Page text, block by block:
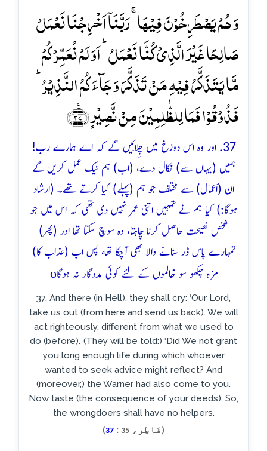
وَ ہُمۡ یَصۡطَرِخُوۡنَ فِیۡہَا ۚ رَبَّنَاۤ اَخۡرِجۡنَا نَعۡمَلۡ
صَالِحًا غَیۡرَ الَّذِیۡ کُنَّا نَعۡمَلُ ؕ اَوَ لَمۡ نُعَمِّرۡکُمۡ
مَّا یَتَذَکَّرُ فِیۡہِ مَنۡ تَذَکَّرَ وَ جَآءَکُمُ النَّذِیۡرُ ؕ
فَذُوۡقُوۡا فَمَا لِلظّٰلِمِیۡنَ مِنۡ نَّصِیۡرٍ ﴿٪۳۷﴾
37. اور وہ اس دوزخ میں چِلّائیں گے کہ اے ہمارے رب!
ہمیں (یہاں سے) نکال دے، (اب) ہم نیک عمل کریں گے
ان (اَعمال) سے مختلف جو ہم (پہلے) کیا کرتے تھے۔ (ارشاد
ہوگا:) کیا ہم نے تمہیں اتنی عمر نہیں دی تھی کہ اس میں جو
شخص نصیحت حاصل کرنا چاہتا، وہ سوچ سکتا تھا اور (پھر)
تمہارے پاس ڈر سنانے والا بھی آچکا تھا، پس اب (عذاب کا)
مزہ چکھو سو ظالموں کے لئے کوئی مددگار نہ ہوگاo
37. And there (in Hell), they shall cry: ‘Our Lord,
take us out (from here and send us back). We will
act righteously, different from what we used to
do (before).’ (They will be told:) ‘Did We not grant
you long enough life during which whoever
wanted to seek advice might reflect? And
(moreover,) the Warner had also come to you.
Now taste (the consequence of your deeds). So,
the wrongdoers shall have no helpers.
(فَاطِر، 35
:
37
)